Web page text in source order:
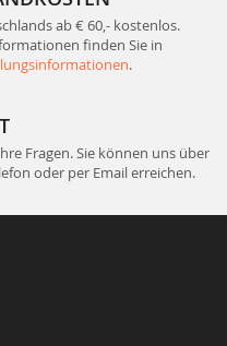
ab € 60,- kostenlos.
finden Sie in
.
Fragen. Sie können uns über
oder per Email erreichen.